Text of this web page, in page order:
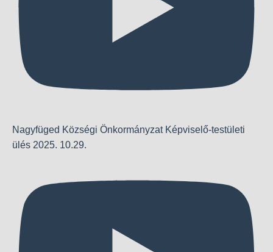
Nagyfüged Községi Önkormányzat Képviselő-testületi
ülés 2025. 10.29.